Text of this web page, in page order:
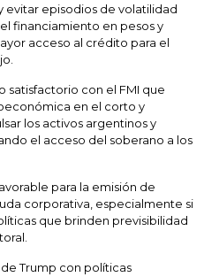
evitar episodios de volatilidad
financiamiento en pesos y
acceso al crédito para el
satisfactorio con el FMI que
en el corto y
los activos argentinos y
el acceso del soberano a los
para la emisión de
corporativa, especialmente si
que brinden previsibilidad
Trump con políticas